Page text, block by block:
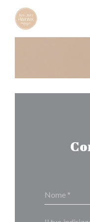
Personalizzazione delle